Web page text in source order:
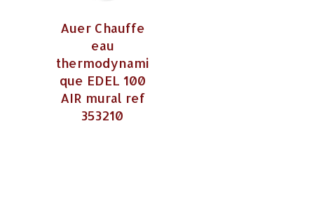
Auer Chauffe
eau
thermodynami
que EDEL 100
AIR mural ref
353210